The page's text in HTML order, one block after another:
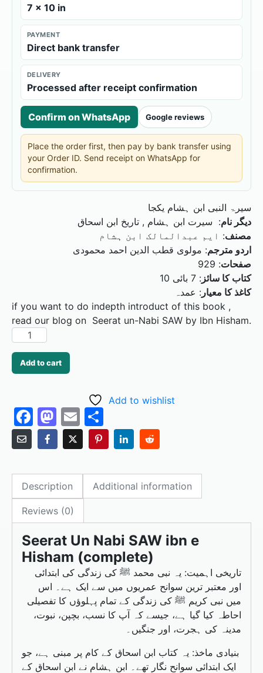
7 × 10 in
PAYMENT
Direct bank transfer
DELIVERY
Processed after receipt confirmation
Confirm on WhatsApp Google reviews
Place the order first, then pay by bank transfer using
your Order ID. Send receipt on WhatsApp for
confirmation.
سیرۃ النبی ابن ہشام یکجا
دیگر نام: سیرت ابن ہشام , تاریخ ابن اسحاق
مصنف: ایم عبدالمالک ابن ہشام
اردو مترجم: مولوی قطب الدین احمد محمودی
صفحات:
929
کتاب کا سائز : 7 بائی 10
کاغذ کا معیار : عمدہ
if you want to do indepth introduct of this book ,
read our blog on Seerat un-Nabi SAW by Ibn Hisham.
Add to cart
Add to wishlist
F
a
c
e
b
o
o
k
M
a
st
o
d
o
n
E
m
ai
l
h
ar
e
Description Additional information
Reviews (0)
Seerat Un Nabi SAW ibn e
Hisham (complete)
تاریخی اہمیت: یہ نبی محمد ﷺ کی زندگی کی ابتدائی
اور معتبر ترین سوانح عمریوں میں سے ایک ہے۔ اس
میں نبی کریم ﷺ کی زندگی کے تمام پہلوؤں کا تفصیلی
احاطہ کیا گیا ہے، جیسے کہ آپ کا نسب، بچپن، نبوت،
مدینہ کی ہجرت، اور جنگیں۔
بنیادی ماخذ: یہ کتاب ابن اسحاق کے کام پر مبنی ہے، جو
ایک ابتدائی سوانح نگار تھے۔ ابن ہشام نے ابن اسحاق کے